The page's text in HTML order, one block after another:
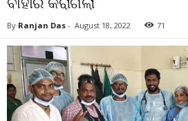
By Ranjan Das - August 18, 2022 71